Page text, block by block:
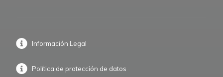
Información Legal
Política de protección de datos